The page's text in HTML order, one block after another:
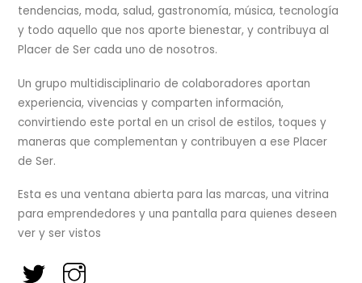
tendencias, moda, salud, gastronomía, música, tecnología
y todo aquello que nos aporte bienestar, y contribuya al
Placer de Ser cada uno de nosotros.
Un grupo multidisciplinario de colaboradores aportan
experiencia, vivencias y comparten información,
convirtiendo este portal en un crisol de estilos, toques y
maneras que complementan y contribuyen a ese Placer
de Ser.
Esta es una ventana abierta para las marcas, una vitrina
para emprendedores y una pantalla para quienes deseen
ver y ser vistos